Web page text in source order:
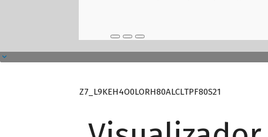
Z7_L9KEH4O0LORH80ALCLTPF80S21